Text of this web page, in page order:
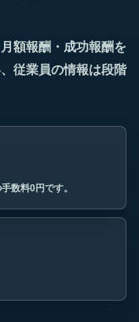
額報酬・成功報酬を
従業員の情報は段階
数料0円です。